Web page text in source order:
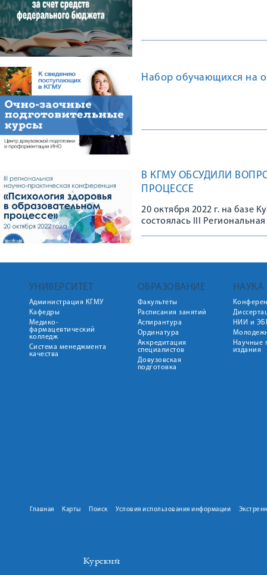
Набор обучающихся на
В КГМУ ОБСУДИЛИ
ПРОЦЕССЕ
20 октября 2022 г. на базе
состоялась III
УНИВЕРСИТЕТ
Администрация КГМУ
Кафедры
Медико-
фармацевтический
колледж
Система менеджмента
качества
ОБРАЗОВАНИЕ
Факультеты
Расписания занятий
Аспирантура
Ординатура
Аккредитация
специалистов
Довузовская
подготовка
НАУКА
НИИ и
Научные
издания
Главная Карты Поиск Условия использования информации
Курский